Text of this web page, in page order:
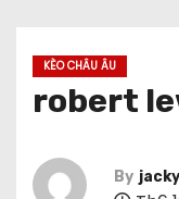
KÈO CHÂU ÂU
robert
By jacky